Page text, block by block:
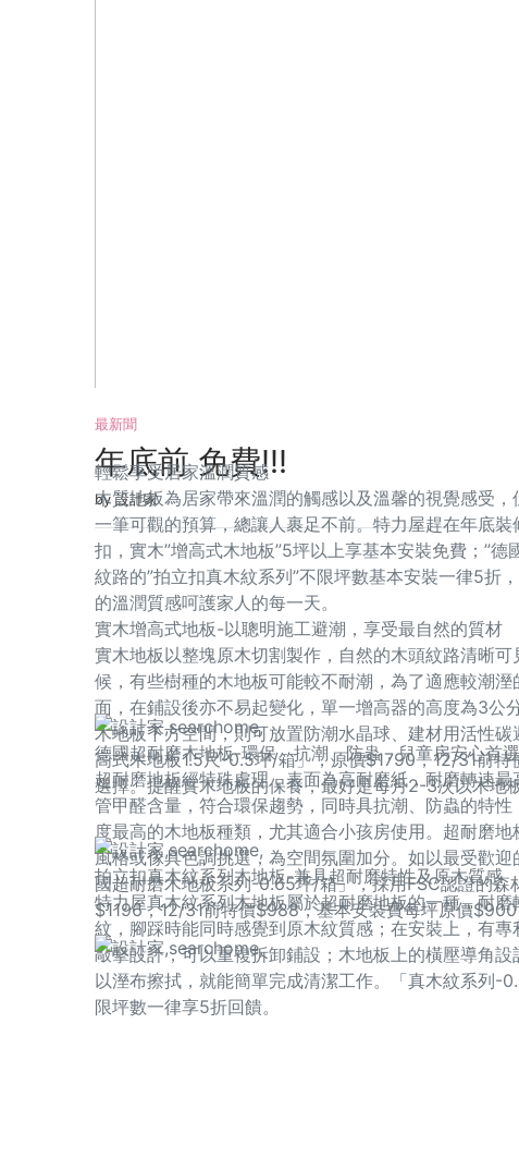
最新聞
年底前 免費!!!
by 設計家
輕鬆享受居家溫潤質感
木質地板為居家帶來溫潤的觸感以及溫馨的視覺感受
一筆可觀的預算，總讓人裹足不前。特力屋趕在年底
扣，實木”增高式木地板”5坪以上享基本安裝免費；”
紋路的”拍立扣真木紋系列”不限坪數基本安裝一律5
的溫潤質感呵護家人的每一天。
實木增高式地板-以聰明施工避潮，享受最自然的質材
實木地板以整塊原木切割製作，自然的木頭紋路清晰
候，有些樹種的木地板可能較不耐潮，為了適應較潮
面，在鋪設後亦不易起變化，單一增高器的高度為3
木地板下方空間，則可放置防潮水晶球、建材用活性
高式木地板1.5尺-0.5坪/箱」，原價$1790，12/31前
選擇。提醒實木地板的保養，最好是每月2-3次以木地
德國超耐磨木地板-環保、抗潮、防蟲，兒童房安心首選
超耐磨地板經特殊處理，表面為高耐磨紙，耐磨轉速
管甲醛含量，符合環保趨勢，同時具抗潮、防蟲的特
度最高的木地板種類，尤其適合小孩房使用。超耐磨
風格或傢具色調挑選，為空間氛圍加分。如以最受歡
國超耐磨木地板系列-0.65坪/箱」，採用FSC認證的
$1196，12/31前特價$988，基本安裝費每坪原價
拍立扣真木紋系列木地板-兼具超耐磨特性及原木質感
特力屋真木紋系列木地板屬於超耐磨地板的一種，耐
紋，腳踩時能同時感覺到原木紋質感；在安裝上，有
敲擊設計，可以重複拆卸鋪設；木地板上的橫壓導角
以溼布擦拭，就能簡單完成清潔工作。「真木紋系列-
限坪數一律享5折回饋。